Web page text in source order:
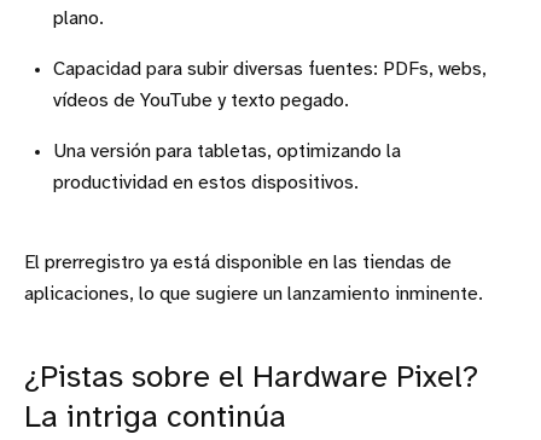
plano.
Capacidad para subir diversas fuentes: PDFs, webs,
vídeos de YouTube y texto pegado.
Una versión para tabletas, optimizando la
productividad en estos dispositivos.
El prerregistro ya está disponible en las tiendas de
aplicaciones, lo que sugiere un lanzamiento inminente.
¿Pistas sobre el Hardware Pixel?
La intriga continúa